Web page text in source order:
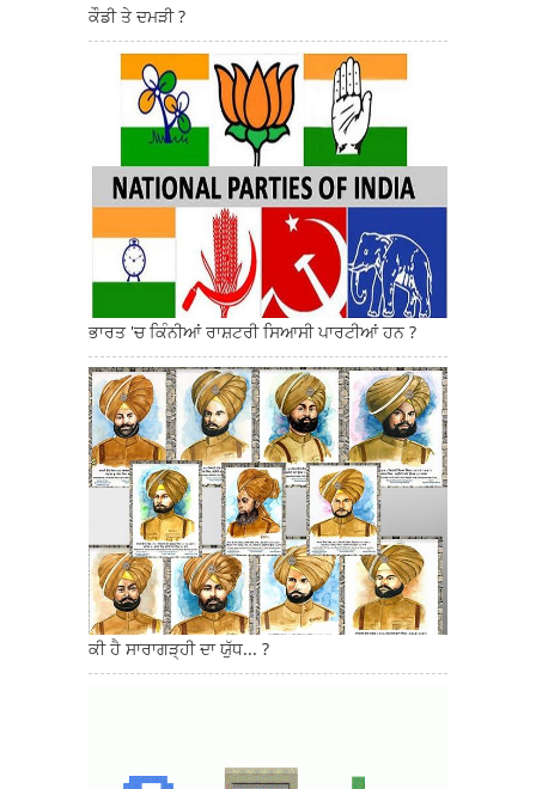
ਕੌਡੀ ਤੇ ਦਮੜੀ ?
ਭਾਰਤ 'ਚ ਕਿੰਨੀਆਂ ਰਾਸ਼ਟਰੀ ਸਿਆਸੀ ਪਾਰਟੀਆਂ ਹਨ ?
ਕੀ ਹੈ ਸਾਰਾਗੜ੍ਹੀ ਦਾ ਯੁੱਧ... ?